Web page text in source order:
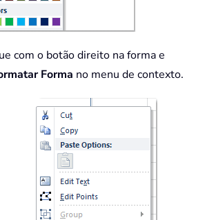
com o botão direito na forma e
Forma no menu de contexto.